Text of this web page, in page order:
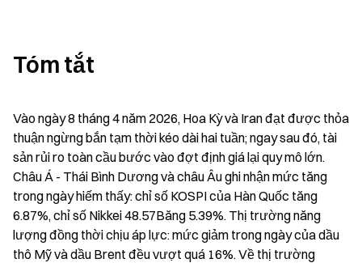
Tóm tắt
Vào ngày 8 tháng 4 năm 2026, Hoa Kỳ và Iran đạt được thỏa
thuận ngừng bắn tạm thời kéo dài hai tuần; ngay sau đó, tài
sản rủi ro toàn cầu bước vào đợt định giá lại quy mô lớn.
Châu Á - Thái Bình Dương và châu Âu ghi nhận mức tăng
trong ngày hiếm thấy: chỉ số KOSPI của Hàn Quốc tăng
6.87%, chỉ số Nikkei 48.57Băng 5.39%. Thị trường năng
lượng đồng thời chịu áp lực: mức giảm trong ngày của dầu
thô Mỹ và dầu Brent đều vượt quá 16%. Về thị trường